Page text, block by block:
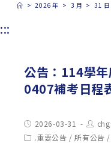
> 2026 年 > 3 月 > 31 日
:::
公告：114學
0407補考日程
Post
published:
2026-03-31
Post
author:
Post.重要公告 / 所有公告 /